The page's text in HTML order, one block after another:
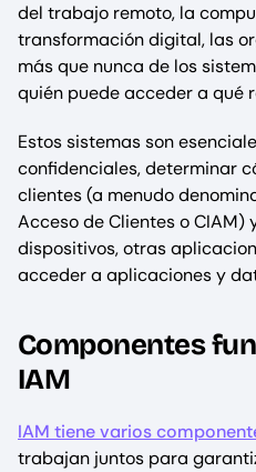
del trabajo remoto, la
transformación digital, las
más que nunca de los
quién puede acceder a qué
Estos sistemas son
confidenciales, determinar
clientes (a menudo
Acceso de Clientes o CIAM)
dispositivos, otras
acceder a aplicaciones y
Componentes
IAM
IAM tiene varios
trabajan juntos para